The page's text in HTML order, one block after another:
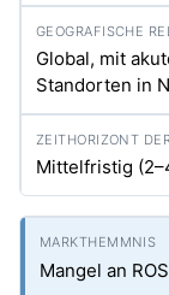
Global, mit
Standorten in
Mittelfristig
Mangel an